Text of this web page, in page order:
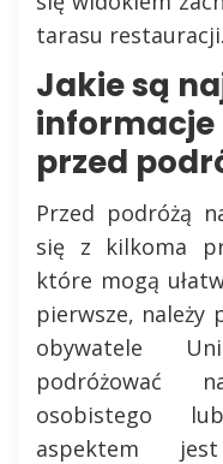
tarasu restauracji.
Jakie są
przed
Przed podróżą
się z kilkoma
które mogą
pierwsze, należy
obywatele
podróżować
osobistego
aspektem